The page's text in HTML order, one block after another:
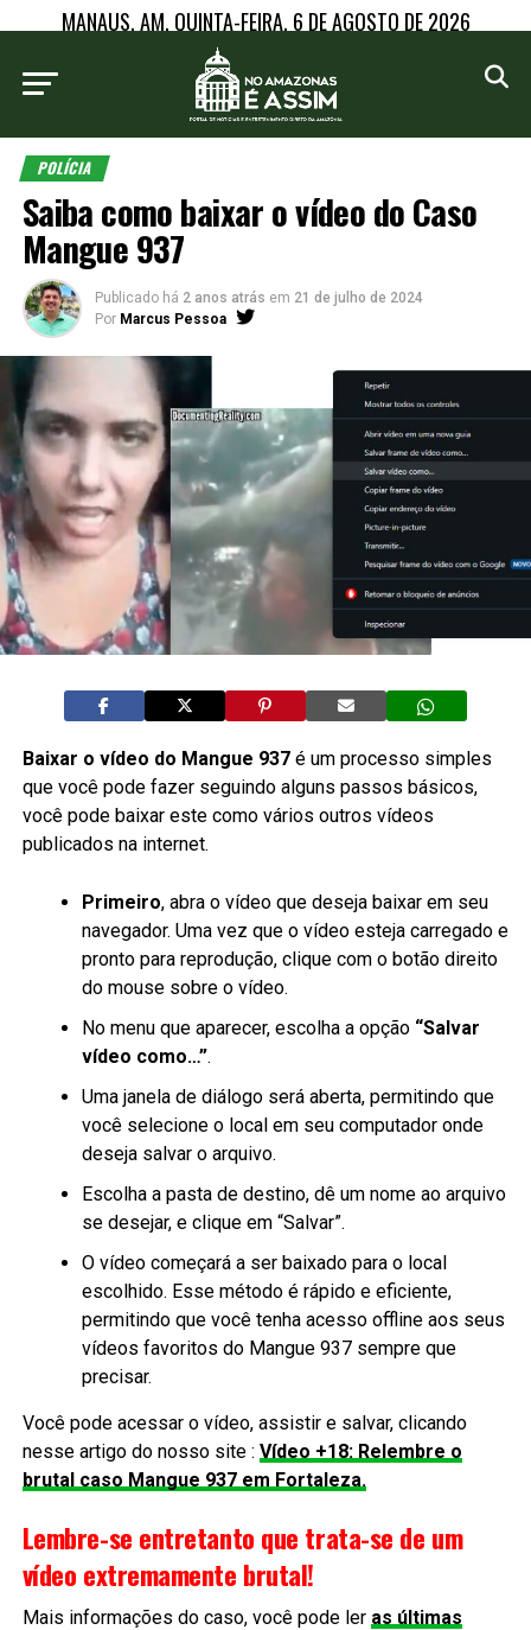
MANAUS, AM, QUINTA-FEIRA, 6 DE AGOSTO DE 2026
POLÍCIA
Saiba como baixar o vídeo do Caso
Mangue 937
Publicado há 2 anos atrás em 21 de julho de 2024
Por Marcus Pessoa
Baixar o vídeo do Mangue 937é um processo simples
que você pode fazer seguindo alguns passos básicos,
você pode baixar este como vários outros vídeos
publicados na internet.
Primeiro, abra o vídeo que deseja baixar em seu
navegador. Uma vez que o vídeo esteja carregado e
pronto para reprodução, clique com o botão direito
do mouse sobre o vídeo.
No menu que aparecer, escolha a opção “Salvar
vídeo como…”.
Uma janela de diálogo será aberta, permitindo que
você selecione o local em seu computador onde
deseja salvar o arquivo.
Escolha a pasta de destino, dê um nome ao arquivo
se desejar, e clique em “Salvar”.
O vídeo começará a ser baixado para o local
escolhido. Esse método é rápido e eficiente,
permitindo que você tenha acesso offline aos seus
vídeos favoritos do Mangue 937 sempre que
precisar.
Você pode acessar o vídeo, assistir e salvar, clicando
nesse artigo do nosso site : Vídeo +18: Relembre o
brutal caso Mangue 937 em Fortaleza.
Lembre-se entretanto que trata-se de um
vídeo extremamente brutal!
Mais informações do caso, você pode ler as últimas